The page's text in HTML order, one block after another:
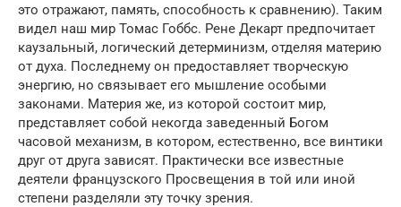
это отражают, память, способность к сравнению). Таким
видел наш мир Томас Гоббс. Рене Декарт предпочитает
каузальный, логический детерминизм, отделяя материю
от духа. Последнему он предоставляет творческую
энергию, но связывает его мышление особыми
законами. Материя же, из которой состоит мир,
представляет собой некогда заведенный Богом
часовой механизм, в котором, естественно, все винтики
друг от друга зависят. Практически все известные
деятели французского Просвещения в той или иной
степени разделяли эту точку зрения.